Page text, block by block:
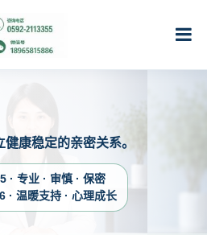
康稳定的亲密关系。
· 专业 · 审慎 · 保密
· 温暖支持 · 心理成长